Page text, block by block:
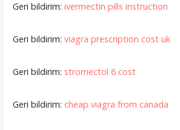
Geri bildirim: ivermectin pills instruction
Geri bildirim: viagra prescription cost uk
Geri bildirim: stromectol 6 cost
Geri bildirim: cheap viagra from canada